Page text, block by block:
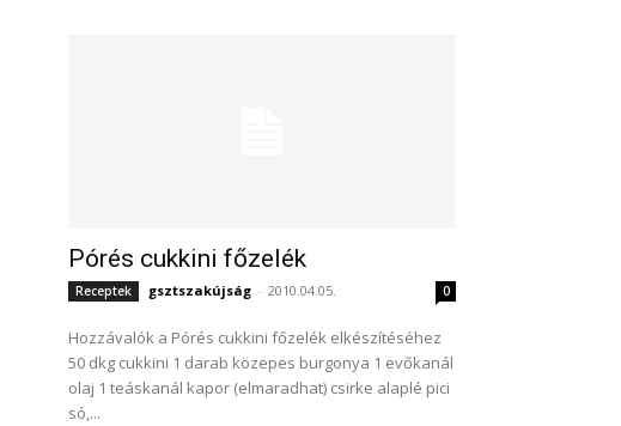
Pórés cukkini főzelék
Receptek gsztszakújság - 2010.04.05. 0
Hozzávalók a Pórés cukkini főzelék elkészítéséhez
50 dkg cukkini 1 darab közepes burgonya 1 evőkanál
olaj 1 teáskanál kapor (elmaradhat) csirke alaplé pici
só,...